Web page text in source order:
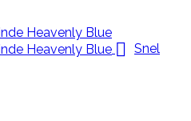
 Snel